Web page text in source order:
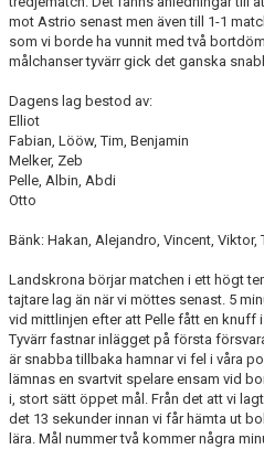
TEORI
mot Astrio senast men även till 1-1
som vi borde ha vunnit med två
målchanser tyvärr gick det ganska
Dagens lag bestod av:
Elliot
Fabian, Lööw, Tim, Benjamin
Melker, Zeb
Pelle, Albin, Abdi
Otto
Bänk: Hakan, Alejandro, Vincent,
Landskrona börjar matchen i ett högt
tajtare lag än när vi möttes senast. 5
vid mittlinjen efter att Pelle fått en knuff
Tyvärr fastnar inlägget på första
är snabba tillbaka hamnar vi fel i våra
lämnas en svartvit spelare ensam vid
i, stort sätt öppet mål. Från det att vi
det 13 sekunder innan vi får hämta ut
lära. Mål nummer två kommer några